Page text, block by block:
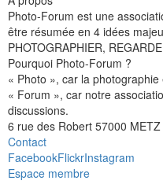
Photo-Forum est une
être résumée en 4 idées
PHOTOGRAPHIER,
Pourquoi Photo-Forum ?
« Photo », car la
« Forum », car notre
discussions.
6 rue des Robert 57000 METZ
Contact
FacebookFlickrInstagram
Espace membre